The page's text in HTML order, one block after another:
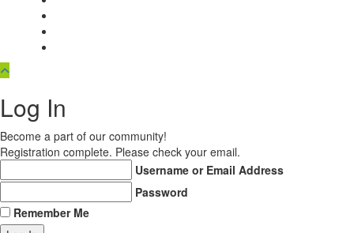
Log In
Become a part of our community!
Registration complete. Please check your email.
Username or Email Address
Password
Remember Me